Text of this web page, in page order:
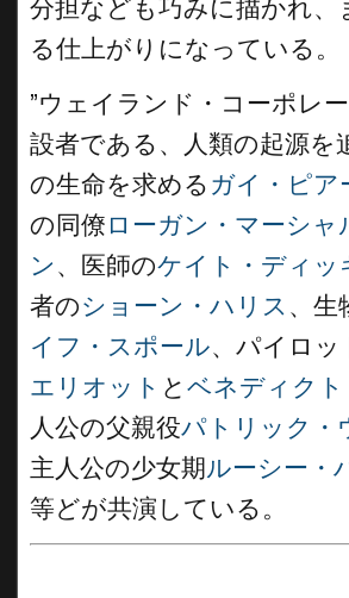
分担なども巧みに描かれ、
る仕上がりになっている。
”ウェイランド・コーポレ
設者である、人類の起源を
の生命を求める ガイ・ピア
の同僚 ローガン・マーシャ
ン 、医師のケイト・ディッ
者のショーン・ハリス 、生
イフ・スポール、パイロッ
エリオット と ベネディクト
人公の父親役パトリック・
主人公の少女期ルーシー・
等どが共演している。